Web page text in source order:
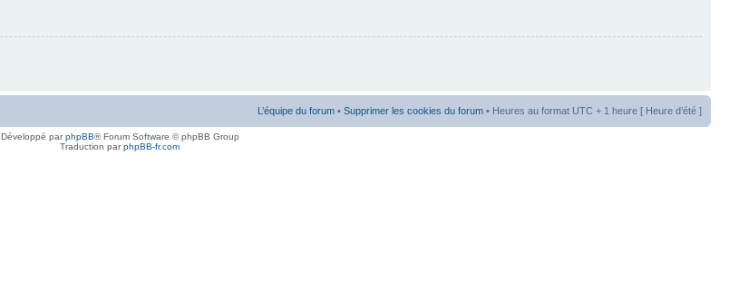
L’équipe du forum • Supprimer les cookies du forum • Heures au format UTC + 1 heure [ Heure d’été ]
Développé parphpBB® Forum Software © phpBB Group
Traduction parphpBB-fr.com